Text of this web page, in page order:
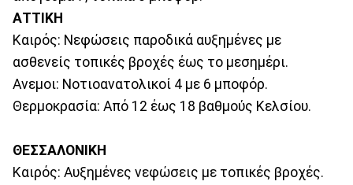
ΑΤΤΙΚΗ
Καιρός: Νεφώσεις παροδικά αυξημένες με
ασθενείς τοπικές βροχές έως το μεσημέρι.
Ανεμοι: Νοτιοανατολικοί 4 με 6 μποφόρ.
Θερμοκρασία: Από 12 έως 18 βαθμούς Κελσίου.
ΘΕΣΣΑΛΟΝΙΚΗ
Καιρός: Αυξημένες νεφώσεις με τοπικές βροχές.